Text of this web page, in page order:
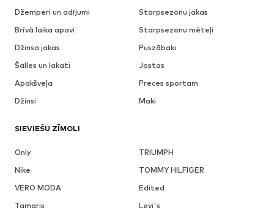
Džemperi un adījumi
Starpsezonu jakas
Brīvā laika apavi
Starpsezonu mēteļi
Džinsa jakas
Puszābaki
Šalles un lakati
Jostas
Apakšveļa
Preces sportam
Džinsi
Maki
SIEVIEŠU ZĪMOLI
Only
TRIUMPH
Nike
TOMMY HILFIGER
VERO MODA
Edited
Tamaris
Levi's